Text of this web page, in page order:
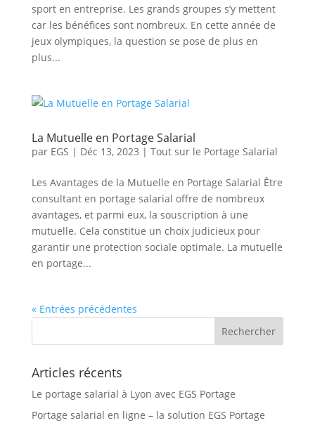
sport en entreprise. Les grands groupes s’y mettent
car les bénéfices sont nombreux. En cette année de
jeux olympiques, la question se pose de plus en
plus...
La Mutuelle en Portage Salarial
par EGS | Déc 13, 2023 | Tout sur le Portage Salarial
Les Avantages de la Mutuelle en Portage Salarial Être
consultant en portage salarial offre de nombreux
avantages, et parmi eux, la souscription à une
mutuelle. Cela constitue un choix judicieux pour
garantir une protection sociale optimale. La mutuelle
en portage...
« Entrées précédentes
Articles récents
Le portage salarial à Lyon avec EGS Portage
Portage salarial en ligne – la solution EGS Portage